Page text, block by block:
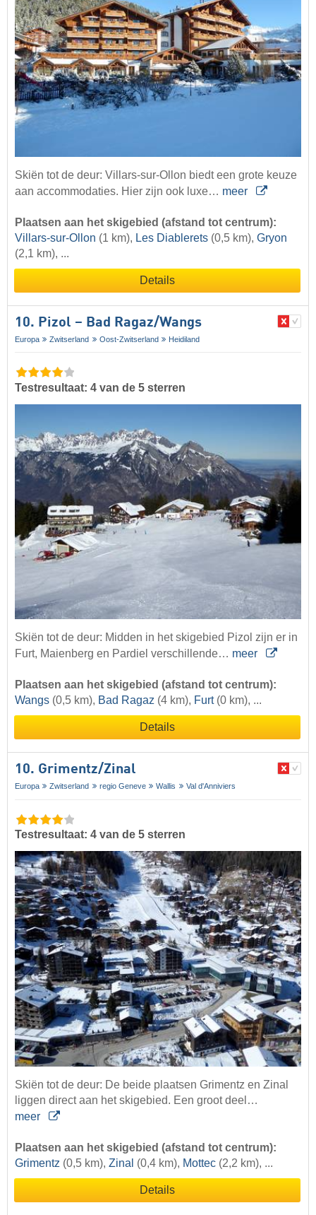
Skiën tot de deur: Villars-sur-Ollon biedt een grote keuze
aan accommodaties. Hier zijn ook luxe… meer
Plaatsen aan het skigebied (afstand tot centrum):
Villars-sur-Ollon (1 km), Les Diablerets (0,5 km), Gryon
(2,1 km), ...
Details
10. Pizol – Bad Ragaz/​Wangs
Europa Zwitserland Oost-Zwitserland Heidiland
Testresultaat: 4 van de 5 sterren
Skiën tot de deur: Midden in het skigebied Pizol zijn er in
Furt, Maienberg en Pardiel verschillende… meer
Plaatsen aan het skigebied (afstand tot centrum):
Wangs (0,5 km), Bad Ragaz (4 km), Furt (0 km), ...
Details
10. Grimentz/​Zinal
Europa Zwitserland regio Geneve Wallis Val d'Anniviers
Testresultaat: 4 van de 5 sterren
Skiën tot de deur: De beide plaatsen Grimentz en Zinal
liggen direct aan het skigebied. Een groot deel…
meer
Plaatsen aan het skigebied (afstand tot centrum):
Grimentz (0,5 km), Zinal (0,4 km), Mottec (2,2 km), ...
Details